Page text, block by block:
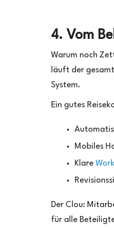
4. Vom
Warum noch
läuft der
System.
Ein gutes
Mobiles
Klare
Der Clou:
für alle